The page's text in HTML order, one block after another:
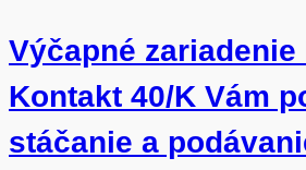
Výčapné zariadenie
Kontakt 40/K Vám
stáčanie a